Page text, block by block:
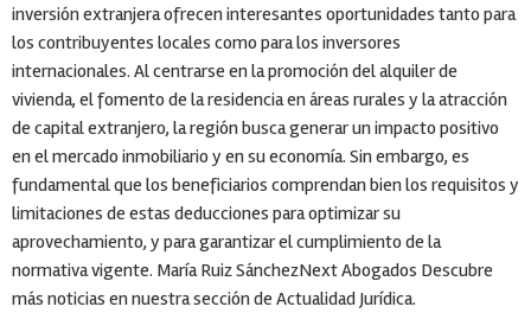
inversión extranjera ofrecen interesantes oportunidades tanto para
los contribuyentes locales como para los inversores
internacionales. Al centrarse en la promoción del alquiler de
vivienda, el fomento de la residencia en áreas rurales y la atracción
de capital extranjero, la región busca generar un impacto positivo
en el mercado inmobiliario y en su economía. Sin embargo, es
fundamental que los beneficiarios comprendan bien los requisitos y
limitaciones de estas deducciones para optimizar su
aprovechamiento, y para garantizar el cumplimiento de la
normativa vigente. María Ruiz SánchezNext Abogados Descubre
más noticias en nuestra sección de Actualidad Jurídica.